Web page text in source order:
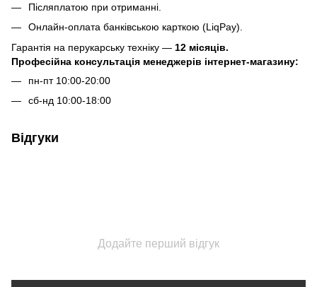
Післяплатою при отриманні.
Онлайн-оплата банківською карткою (LiqPay).
Гарантія на перукарську техніку — 12 місяців.
Професійна консультація менеджерів інтернет-магазину:
пн-пт 10:00-20:00
сб-нд 10:00-18:00
Відгуки
Додайте перший відгук